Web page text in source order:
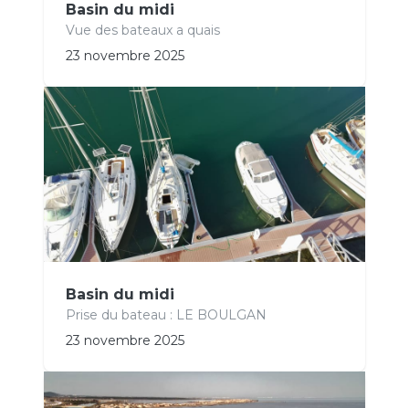
Basin du midi
Vue des bateaux a quais
23 novembre 2025
Basin du midi
Prise du bateau : LE BOULGAN
23 novembre 2025